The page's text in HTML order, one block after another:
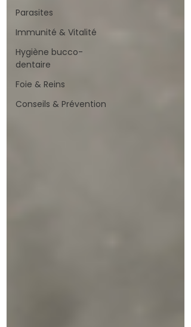
Parasites
Immunité & Vitalité
Hygiène bucco-
dentaire
Foie & Reins
Conseils & Prévention